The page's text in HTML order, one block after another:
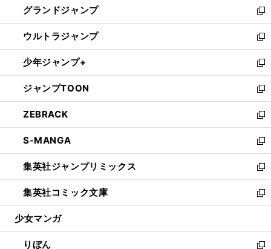
で
開
く
ド
ウ
で
開
く
ィ
ン
ド
ウ
で
開
く
い
ウ
ィ
ン
ド
ウ
で
開
く
グランドジャンプ
新
し
い
ウ
ィ
ン
ド
ウ
で
開
く
ウルトラジャンプ
新
し
い
ウ
ィ
ン
ド
ウ
で
開
く
少年ジャンプ+
新
し
い
ウ
ィ
ン
ド
ウ
で
開
く
ジャンプTOON
新
し
い
ウ
ィ
ン
ド
ウ
で
開
ZEBRACK
新
し
い
ウ
ィ
ン
ド
ウ
開
く
S-MANGA
新
し
い
ウ
ィ
ン
ウ
で
集英社ジャンプリミックス
新
し
い
ウ
ン
ド
集英社コミック文庫
新
し
ウ
ィ
少女マンガ
りぼん